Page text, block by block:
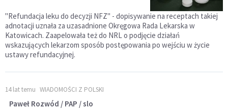
"Refundacja leku do decyzji NFZ" - dopisywanie na receptach takiej
adnotacji uznała za uzasadnione Okręgowa Rada Lekarska w
Katowicach. Zaapelowała też do NRL o podjęcie działań
wskazujących lekarzom sposób postępowania po wejściu w życie
ustawy refundacyjnej.
14 lat temu WIADOMOŚCI Z POLSKI
Paweł Rozwód / PAP / slo